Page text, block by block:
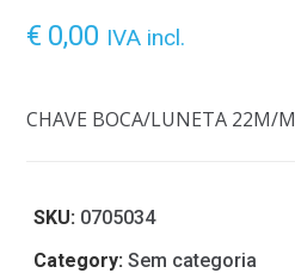
€ 0,00 IVA incl.
CHAVE BOCA/LUNETA 22M/M
SKU: 0705034
Category:Sem categoria